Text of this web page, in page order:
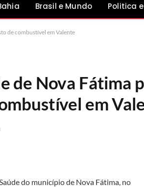
Brasil e Mundo Politica
de combustível em Valente
de Nova Fátima
em
do município de Nova Fátima, no